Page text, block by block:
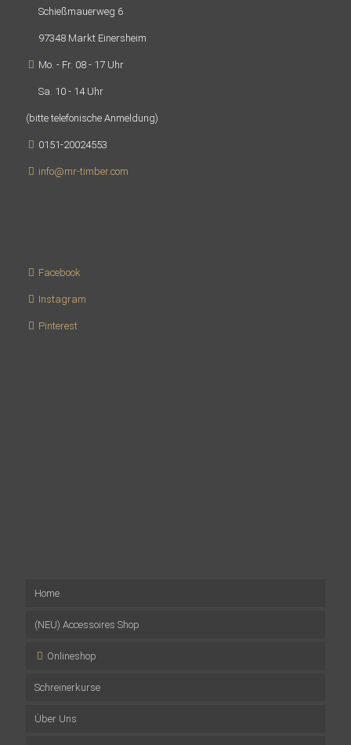
Schießmauerweg 6
97348 Markt Einersheim
Mo. - Fr. 08 - 17 Uhr
Sa. 10 - 14 Uhr
(bitte telefonische Anmeldung)
0151-20024553
info@mr-timber.com
Facebook
Instagram
Pinterest
Home
(NEU) Accessoires Shop
Onlineshop
Musterpakete
Wandverkleidungen
Schreinerkurse
Firmenevents
Über Uns